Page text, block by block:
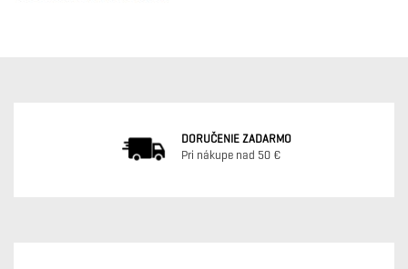
DORUČENIE ZADARMO
Pri nákupe nad 50 €